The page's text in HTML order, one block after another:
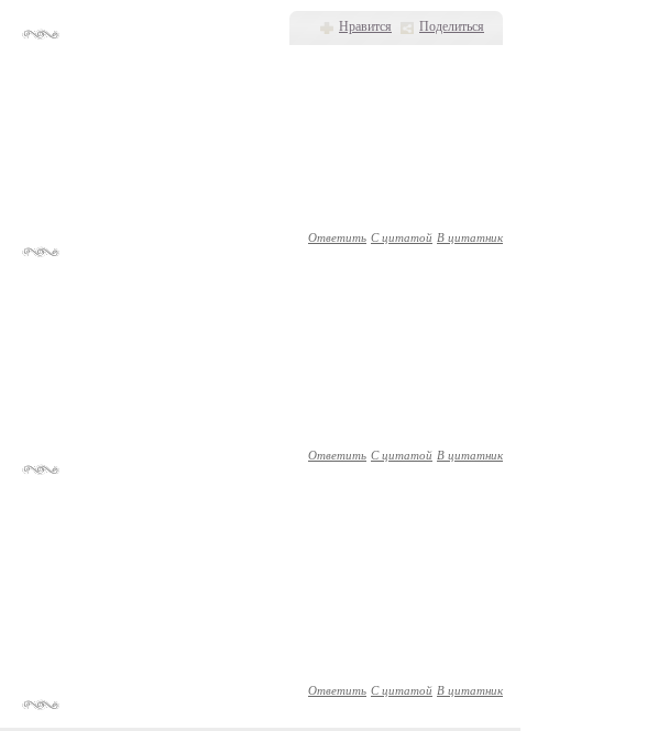
Нравится Поделиться
Ответить С цитатой В цитатник
Ответить С цитатой В цитатник
Ответить С цитатой В цитатник